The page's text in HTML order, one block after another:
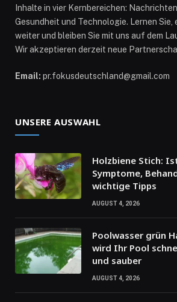
Inhalte in vier Kernbereichen:
Gesundheit und Technologie. Lernen Sie,
weiter und bleiben Sie mit uns auf dem
Wir akzeptieren derzeit neue
Email: pr.fokusdeutschland@gmail.com
UNSERE AUSWAHL
Holzbiene Stich:
Symptome,
wichtige Tipps
AUGUST 4, 2026
Poolwasser grün
wird Ihr Pool
und sauber
AUGUST 4, 2026